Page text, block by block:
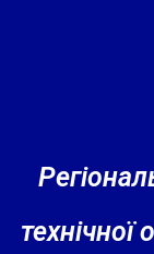
технічної